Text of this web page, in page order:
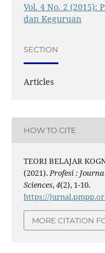
Vol. 4 No. 2 (2015):
dan Keguruan
SECTION
Articles
HOW TO CITE
TEORI BELAJAR
(2021).Profesi :
Sciences,4(2), 1-10.
https://
MORE CITATION